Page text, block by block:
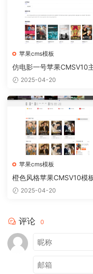
苹果cms模板
仿电影一号苹果CMSV10
模板自适应
2025-04-20
苹果cms模板
橙色风格苹果CMSV10模
费下载
2025-04-20
评论 0